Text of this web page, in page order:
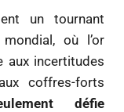
un tournant
où l’or
aux incertitudes
coffres-forts
défie